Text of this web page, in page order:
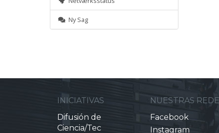
Ny Sag
INICIATIVAS
Difusión de
Ciencia/Tec
NUESTRAS
Facebook
Instagram